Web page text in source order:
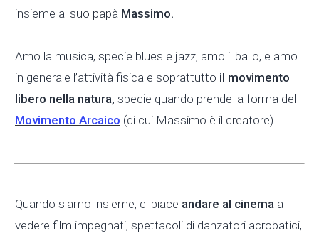
insieme al suo papà Massimo.
Amo la musica, specie blues e jazz, amo il ballo, e amo
in generale l’attività fisica e soprattutto il movimento
libero nella natura, specie quando prende la forma del
Movimento Arcaico (di cui Massimo è il creatore).
Quando siamo insieme, ci piace andare al cinema a
vedere film impegnati, spettacoli di danzatori acrobatici,